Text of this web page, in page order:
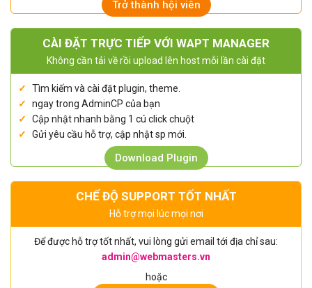
Trở thành hội viên
CÀI ĐẶT TRỰC TIẾP VỚI WAPT MANAGER
Không cần tải về rồi upload lên host mỗi lần cài đặt
Tìm kiếm và cài đặt plugin, theme.
ngay trong AdminCP của bạn
Cập nhật nhanh bằng 1 cú click chuột
Gửi yêu cầu hỗ trợ, cập nhật sp mới.
Download Plugin
CHẾ ĐỘ SUPPORT TỐT NHẤT
Hỗ trợ mọi lúc mọi nơi
Để được hỗ trợ tốt nhất, vui lòng gửi email tới địa chỉ sau:
admin@webmasters.vn
hoặc